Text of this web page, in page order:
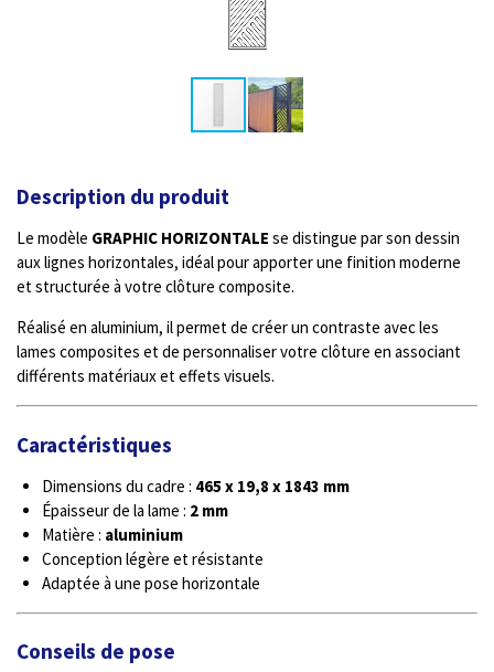
Description du produit
Le modèle GRAPHIC HORIZONTALE se distingue par son dessin
aux lignes horizontales, idéal pour apporter une finition moderne
et structurée à votre clôture composite.
Réalisé en aluminium, il permet de créer un contraste avec les
lames composites et de personnaliser votre clôture en associant
différents matériaux et effets visuels.
Caractéristiques
Dimensions du cadre : 465 x 19,8 x 1843 mm
Épaisseur de la lame : 2 mm
Matière : aluminium
Conception légère et résistante
Adaptée à une pose horizontale
Conseils de pose